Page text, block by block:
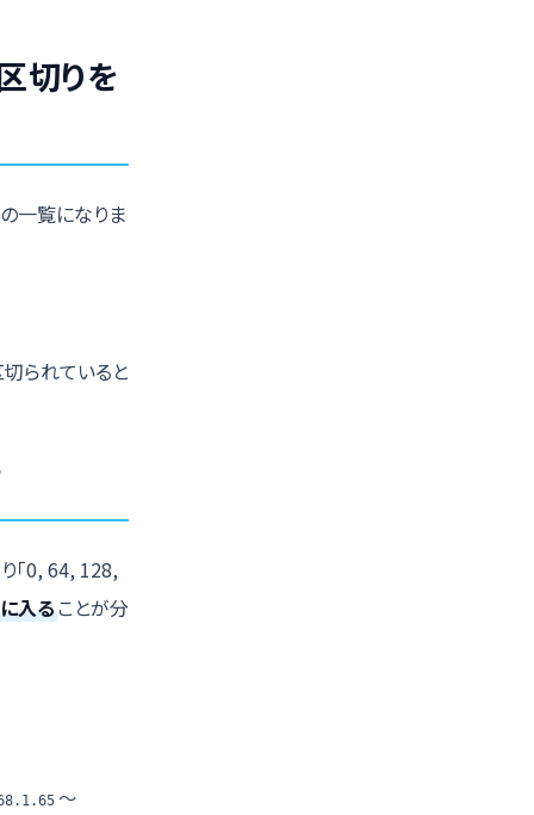
切りを
一覧になりま
られていると
「0, 64, 128,
入ることが分
〜